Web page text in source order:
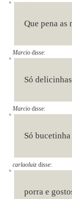
Que pena as
Marcio disse:
Só delicinhas
Marcio disse:
Só
carlaoluiz disse:
porra e